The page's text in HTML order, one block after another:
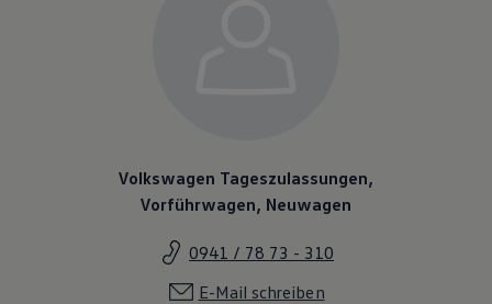
Volkswagen Tageszulassungen,
Vorführwagen, Neuwagen
0941 / 78 73 - 310
E-Mail schreiben